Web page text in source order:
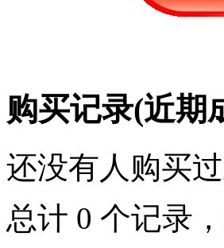
购买记录(近期
还没有人购买
总计 0 个记录